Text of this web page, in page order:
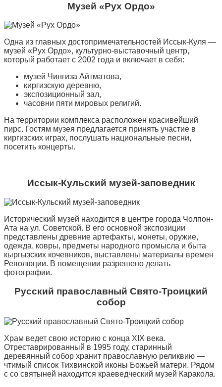
Музей «Рух Ордо»
Одна из главных достопримечательностей Иссык-Куля —
музей «Рух Ордо», культурно-выставочный центр,
который работает с 2002 года и включает в себя:
музей Чингиза Айтматова,
киргизскую деревню,
экспозиционный зал,
часовни пяти мировых религий.
На территории комплекса расположен красивейший
пирс. Гостям музея предлагается принять участие в
киргизских играх, послушать национальные песни,
посетить концерты.
Иссык-Кульский музей-заповедник
Исторический музей находится в центре города Чолпон-
Ата на ул. Советской. В его основной экспозиции
представлены древние артефакты, монеты, оружие,
одежда, ковры, предметы народного промысла и быта
кыргызских кочевников, выставлены материалы времен
Революции. В помещении разрешено делать
фотографии.
Русский православный Свято-Троицкий
собор
Храм ведет свою историю с конца XIX века.
Отреставрированный в 1995 году, старинный
деревянный собор хранит православную реликвию —
чтимый список Тихвинской иконы Божьей матери. Рядом
с со святыней находится краеведческий музей Каракола.